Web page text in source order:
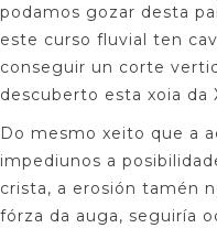
podamos gozar desta
este curso fluvial ten
conseguir un corte
descuberto esta xoia da
Do mesmo xeito que a
impediunos a
crista, a erosión tamén
fórza da auga, seguiría